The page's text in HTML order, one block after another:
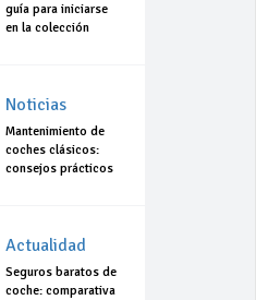
guía para iniciarse
en la colección
Noticias
Mantenimiento de
coches clásicos:
consejos prácticos
Actualidad
Seguros baratos de
coche: comparativa